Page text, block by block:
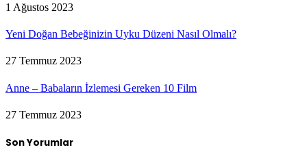
1 Ağustos 2023
Yeni Doğan Bebeğinizin Uyku Düzeni Nasıl Olmalı?
27 Temmuz 2023
Anne – Babaların İzlemesi Gereken 10 Film
27 Temmuz 2023
Son Yorumlar